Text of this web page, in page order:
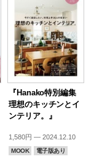
『Hanako特別編集
理想のキッチンとイ
ンテリア。』
1,580円 — 2024.12.10
MOOK 電子版あり